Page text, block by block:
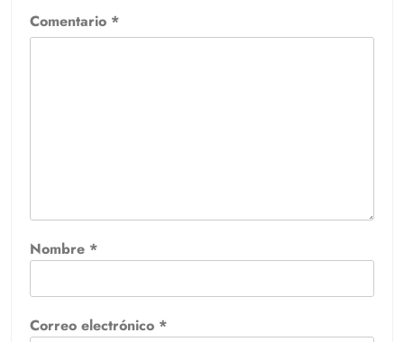
Comentario *
Nombre *
Correo electrónico *